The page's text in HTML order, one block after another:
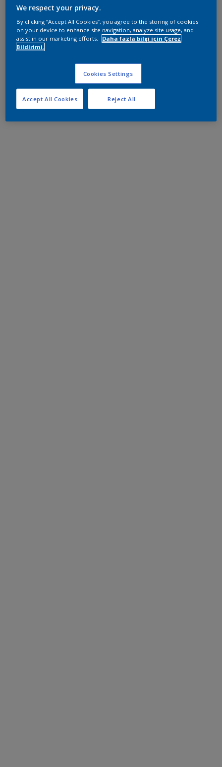
We respect your privacy.
By clicking “Accept All Cookies”, you agree to the storing of cookies
on your device to enhance site navigation, analyze site usage, and
assist in our marketing efforts.
Daha fazla bilgi için Çerez
Bildirimi.
Cookies Settings
Reject All
Accept All Cookies